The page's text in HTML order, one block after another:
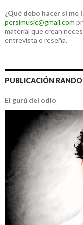
¿Qué debo hacer si me
persimusic@gmail.com
material que crean
entrevista o reseña.
PUBLICACIÓN
El gurú del odio